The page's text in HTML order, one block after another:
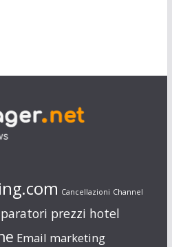
Cancellazioni Channel
prezzi hotel
Email marketing